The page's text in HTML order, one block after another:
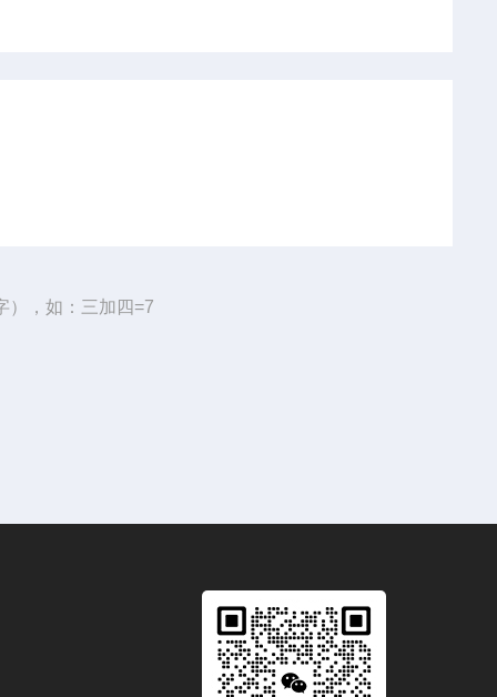
），如：三加四=7